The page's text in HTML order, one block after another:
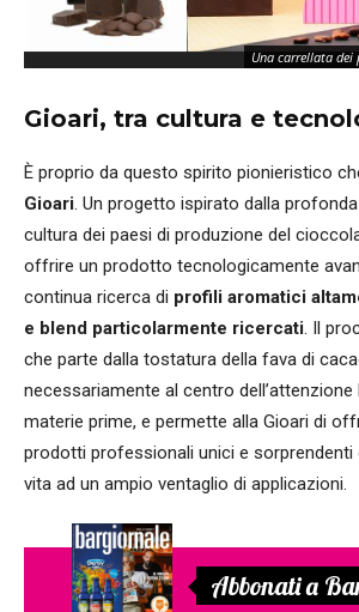
Una carrellata dei
Gioari, tra cultura e
È proprio da questo spirito pionieristico
Gioari. Un progetto ispirato dalla
cultura dei paesi di produzione del
offrire un prodotto tecnologicamente
continua ricerca di profili aromatici
e blend particolarmente ricercati. Il
che parte dalla tostatura della fava di
necessariamente al centro dell’attenzione
materie prime, e permette alla Gioari di
prodotti professionali unici e
vita ad un ampio ventaglio di applicazioni.
Abbonati a